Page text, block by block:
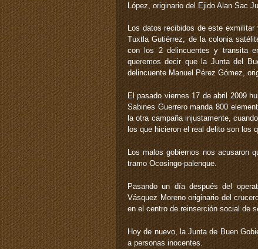
López, originario del Ejido Alan Sac
Los datos recibidos de este
Tuxtla Gutiérrez, de la colonia
con los 2 delincuentes y transita
queremos decir que la Junta del
delincuente Manuel Pérez Gómez,
El pasado viernes 17 de abril 2009
Sabines Guerrero manda 800
la otra campaña injustamente,
los que hicieron el real delito son los
Los malos gobiernos nos acusaron
tramo Ocosingo-palenque.
Pasando un día después del
Vásquez Moreno originario del
en el centro de reinserción social de
Hoy de nuevo, la Junta de Buen
a personas inocentes.